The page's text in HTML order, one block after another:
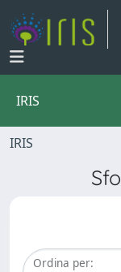
IRIS
IRIS
Ordina per: